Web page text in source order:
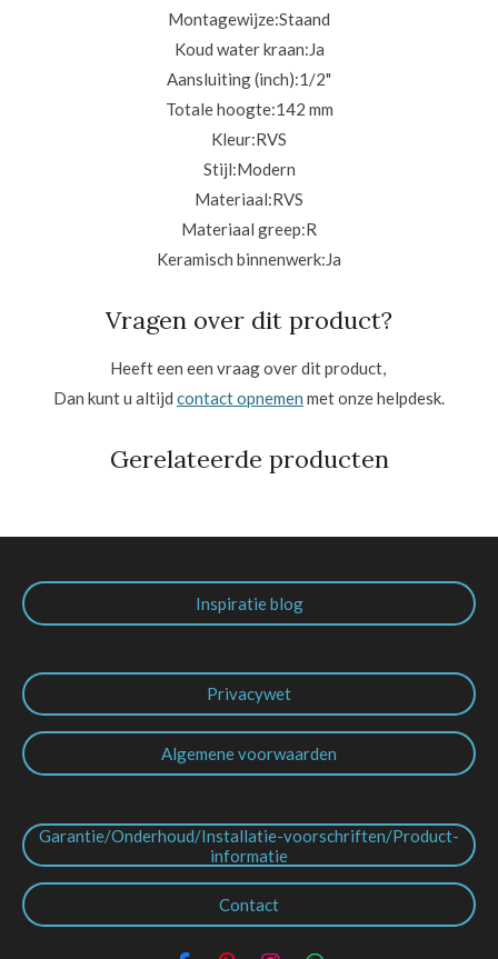
Montagewijze:Staand
Koud water kraan:Ja
Aansluiting (inch):1/2"
Totale hoogte:142 mm
Kleur:RVS
Stijl:Modern
Materiaal:RVS
Materiaal greep:R
Keramisch binnenwerk:Ja
Vragen over dit product?
Heeft een een vraag over dit product,
Dan kunt u altijd contact opnemen met onze helpdesk.
Gerelateerde producten
Inspiratie blog
Privacywet
Algemene voorwaarden
Garantie/Onderhoud/Installatie-voorschriften/Product-
informatie
Contact